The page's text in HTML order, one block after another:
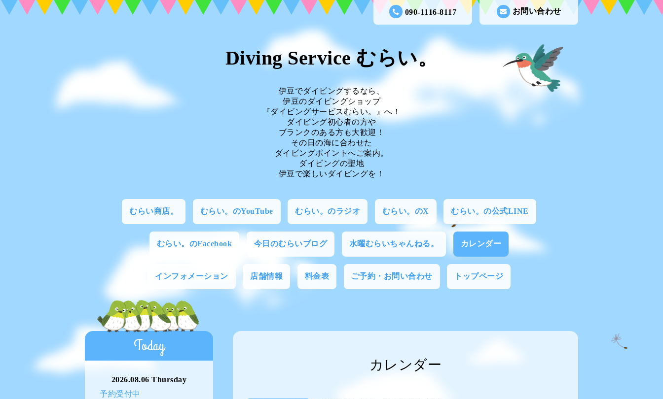
お問い合わせ
090-1116-8117
Diving Service むらい。
伊豆でダイビングするなら、
伊豆のダイビングショップ
『ダイビングサービスむらい。』へ！
ダイビング初心者の方や
ブランクのある方も大歓迎！
その日の海に合わせた
ダイビングポイントへご案内。
ダイビングの聖地
伊豆で楽しいダイビングを！
むらい商店。 むらい。のYouTube むらい。のラジオ むらい。のX むらい。の公式LINE
むらい。のFacebook 今日のむらいブログ 水曜むらいちゃんねる。 カレンダー
インフォメーション 店舗情報 料金表 ご予約・お問い合わせ トップページ
カレンダー
Today
2026.08.06 Thursday
予約受付中